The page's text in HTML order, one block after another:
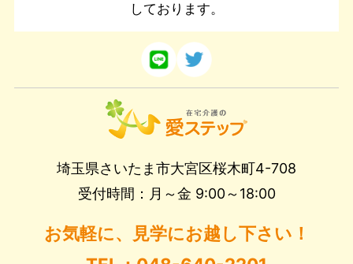
しております。
埼玉県さいたま市大宮区桜木町4-708
受付時間：月～金 9:00～18:00
お気軽に、見学にお越し下さい！